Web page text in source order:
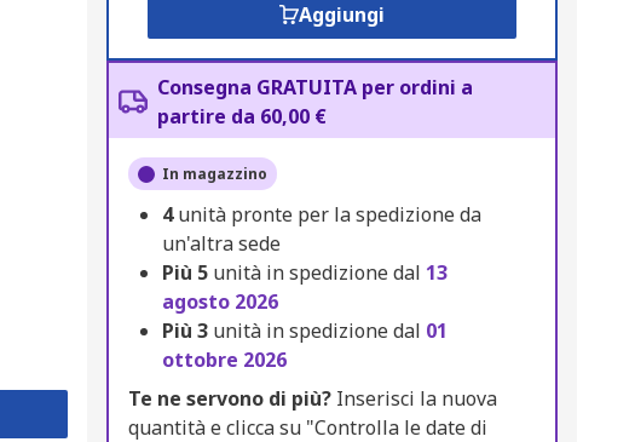
Aggiungi
Consegna GRATUITA per ordini a
partire da 60,00 €
In magazzino
4unità pronte per la spedizione da
un'altra sede
Più 5 unità in spedizione dal 13
agosto 2026
Più 3 unità in spedizione dal 01
ottobre 2026
Te ne servono di più?Inserisci la nuova
quantità e clicca su "Controlla le date di